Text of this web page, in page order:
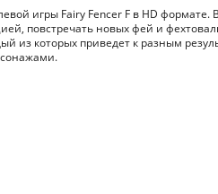
игры Fairy Fencer F в HD
повстречать новых фей и
из которых приведет к разным